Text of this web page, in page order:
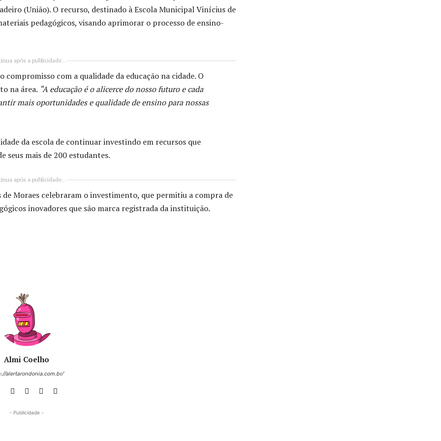
(União). O recurso, destinado à Escola Municipal Vinícius de
pedagógicos, visando aprimorar o processo de ensino-
após a publicidade..
com a qualidade da educação na cidade. O
na área. “A educação é o alicerce do nosso futuro e cada
mais oportunidades e qualidade de ensino para nossas
da escola de continuar investindo em recursos que
seus mais de 200 estudantes.
após a publicidade..
Moraes celebraram o investimento, que permitiu a compra de
inovadores que são marca registrada da instituição.
Almi Coelho
alertarondonia.com.br/
- Publicidade -